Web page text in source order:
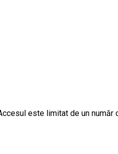
este limitat de un